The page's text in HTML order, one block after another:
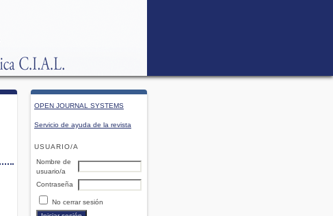
OPEN JOURNAL SYSTEMS
Servicio de ayuda de la revista
USUARIO/A
Nombre de
usuario/a
Contraseña
No cerrar sesión